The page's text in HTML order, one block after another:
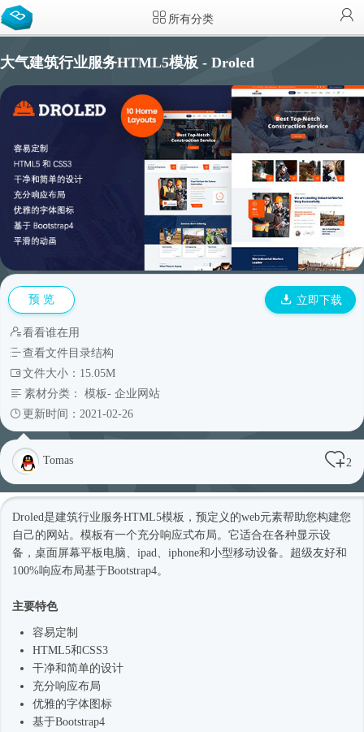
所有分类
大气建筑行业服务HTML5模板 - Droled
预 览 立即下载
看看谁在用
查看文件目录结构
文件大小：15.05M
素材分类： 模板- 企业网站
更新时间：2021-02-26
Tomas 2
Droled是建筑行业服务HTML5模板 ，预定义的web元素帮助您构建您
自己的网站。模板有一个充分响应式布局。它适合在各种显示设
备，桌面屏幕平板电脑、ipad、iphone和小型移动设备。超级友好和
100%响应布局基于Bootstrap4。
主要特色
容易定制
HTML5和CSS3
干净和简单的设计
充分响应布局
优雅的字体图标
基于Bootstrap4